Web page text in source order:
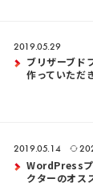
2019.05.29
ブリザーブド
作っていただ
2019.05.14
WordPressプ
クターのオス